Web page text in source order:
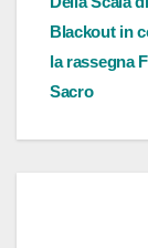
Blackout in
la rassegna
Sacro